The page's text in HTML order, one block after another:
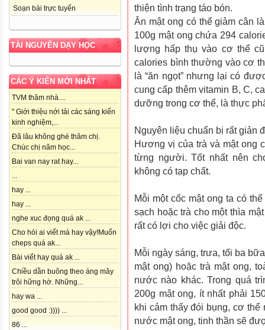
Soạn bài trực tuyến
TÀI NGUYÊN DẠY HỌC
CÁC Ý KIẾN MỚI NHẤT
TVM thăm nhà....
" Giới thiệu nới tải các sáng kiến
kinh nghiệm,...
Đã lâu không ghé thăm chị.
Chúc chị năm học...
Bai van nay rat hay...
...
hay ...
hay ...
nghe xuc đọng quá ak ...
Cho hỏi ai viết mà hay vậy!Muốn
cheps quá ak...
Bài viết hay quá ak ...
Chiều dần buông theo áng mây
trôi hững hờ. Những...
hay wa ...
good good :)))) ...
86 ...
thiện tình trạng táo bón.
Ăn mật ong có thể giảm cân
100g mật ong chứa 294
lượng hấp thụ vào cơ thể
calories bình thường vào cơ
là “ăn ngọt” nhưng lại có
cung cấp thêm vitamin B, C,
dưỡng trong cơ thể, là thực
Nguyên liệu chuẩn bị rất giản
Hương vị của trà và mật ong
từng người. Tốt nhất nên
không có tạp chất.
Mỗi một cốc mật ong ta có
sạch hoặc trà cho một thìa
rất có lợi cho việc giải độc.
Mỗi ngày sáng, trưa, tối ba
mật ong) hoặc trà mật ong,
nước nào khác. Trong quá
200g mật ong, ít nhất phải
khi cảm thấy đói bụng, cơ thể
nước mật ong, tinh thần sẽ